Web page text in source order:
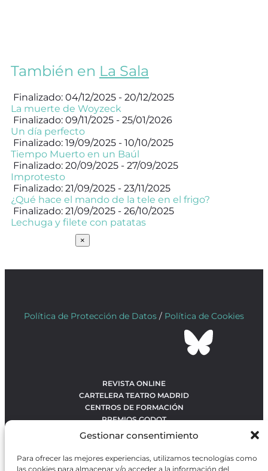
Gestionar consentimiento
Para ofrecer las mejores experiencias, utilizamos tecnologías como
las cookies para almacenar y/o acceder a la información del
También en La Sala
Finalizado: 04/12/2025 - 20/12/2025
La muerte de Woyzeck
Finalizado: 09/11/2025 - 25/01/2026
Un día perfecto
Finalizado: 19/09/2025 - 10/10/2025
Tiempo Muerto en un Baúl
Finalizado: 20/09/2025 - 27/09/2025
Improtesto
Finalizado: 21/09/2025 - 23/11/2025
¿Qué hace el mando de la tele en el frigo?
Finalizado: 21/09/2025 - 26/10/2025
Lechuga y filete con patatas
×
Política de Protección de Datos / Política de Cookies
REVISTA ONLINE
CARTELERA TEATRO MADRID
CENTROS DE FORMACIÓN
PREMIOS GODOT
CONTACTO
OBRAS MÁS VOTADAS